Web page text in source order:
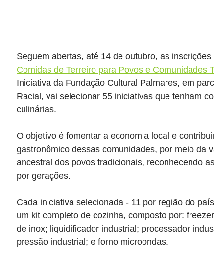
Seguem abertas, até 14 de outubro, as inscrições
Comidas de Terreiro para Povos e Comunidades
Iniciativa da Fundação Cultural Palmares, em
Racial, vai selecionar 55 iniciativas que tenham
culinárias.
O objetivo é fomentar a economia local e
gastronômico dessas comunidades, por meio da
ancestral dos povos tradicionais, reconhecendo
por gerações.
Cada iniciativa selecionada - 11 por região do
um kit completo de cozinha, composto por:
de inox; liquidificador industrial; processador
pressão industrial; e forno microondas.